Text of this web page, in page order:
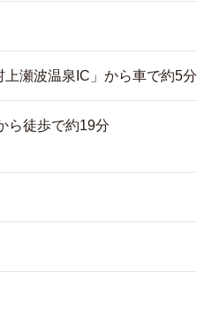
上瀬波温泉IC」から車で約5分
ら徒歩で約19分